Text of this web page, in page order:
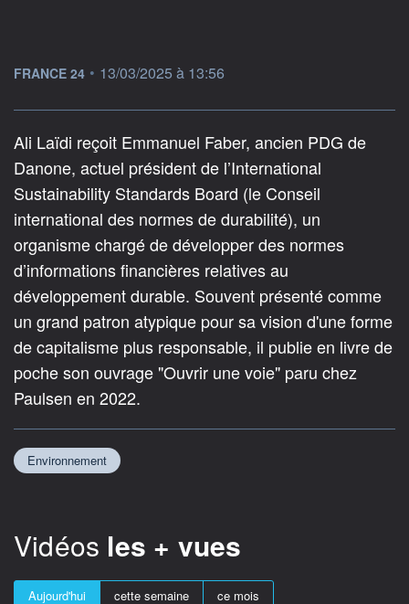
information fournie par
FRANCE 24 • 13/03/2025 à 13:56
Ali Laïdi reçoit Emmanuel Faber, ancien PDG de
Danone, actuel président de l’International
Sustainability Standards Board (le Conseil
international des normes de durabilité), un
organisme chargé de développer des normes
d’informations financières relatives au
développement durable. Souvent présenté comme
un grand patron atypique pour sa vision d'une forme
de capitalisme plus responsable, il publie en livre de
poche son ouvrage "Ouvrir une voie" paru chez
Paulsen en 2022.
Environnement
Vidéos les + vues
Aujourd'hui cette semaine ce mois